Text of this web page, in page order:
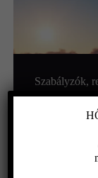
Szabályzók,
RESOL